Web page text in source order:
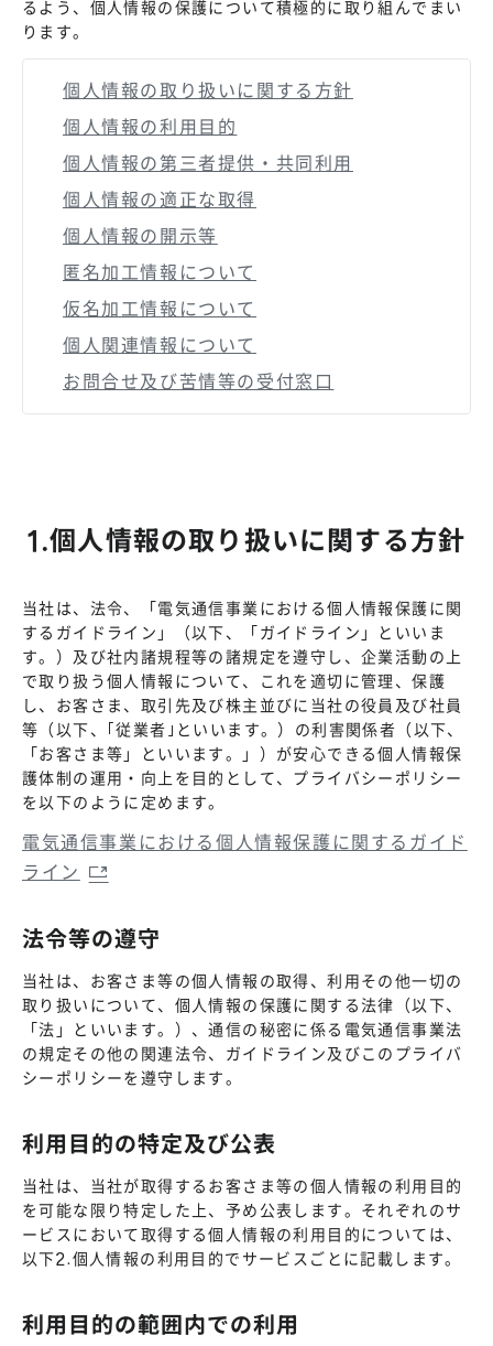
るよう、個人情報の保護について積極的に取り組んでまい
ります。
個人情報の取り扱いに関する方針
個人情報の利用目的
個人情報の第三者提供・共同利用
個人情報の適正な取得
個人情報の開示等
匿名加工情報について
仮名加工情報について
個人関連情報について
お問合せ及び苦情等の受付窓口
1.個人情報の取り扱いに関する方針
当社は、法令、「電気通信事業における個人情報保護に関
するガイドライン」（以下、「ガイドライン」といいま
す。）及び社内諸規程等の諸規定を遵守し、企業活動の上
で取り扱う個人情報について、これを適切に管理、保護
し、お客さま、取引先及び株主並びに当社の役員及び社員
等（以下、｢従業者｣といいます。）の利害関係者（以下、
「お客さま等」といいます。」）が安心できる個人情報保
護体制の運用・向上を目的として、プライバシーポリシー
を以下のように定めます。
電気通信事業における個人情報保護に関するガイド
ライン
法令等の遵守
当社は、お客さま等の個人情報の取得、利用その他一切の
取り扱いについて、個人情報の保護に関する法律（以下、
「法」といいます。）、通信の秘密に係る電気通信事業法
の規定その他の関連法令、ガイドライン及びこのプライバ
シーポリシーを遵守します。
利用目的の特定及び公表
当社は、当社が取得するお客さま等の個人情報の利用目的
を可能な限り特定した上、予め公表します。それぞれのサ
ービスにおいて取得する個人情報の利用目的については、
以下2.個人情報の利用目的でサービスごとに記載します。
利用目的の範囲内での利用